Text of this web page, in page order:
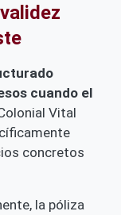
cuando el
Vital
concretos
la póliza